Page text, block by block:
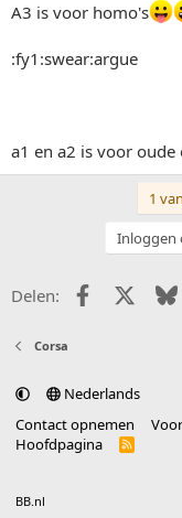
A3 is voor homo's
:fy1:swear:argue
a1 en a2 is voor
1
Inloggen
Delen: Facebook
X
Corsa
Nederlands
Contact opnemen
Hoofdpagina
R
BB.nl